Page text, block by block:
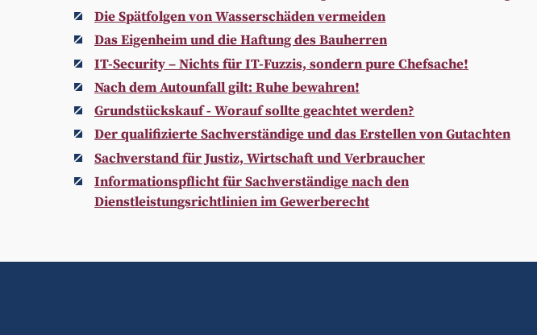
Die Spätfolgen von Wasserschäden vermeiden
Das Eigenheim und die Haftung des Bauherren
IT-Security – Nichts für IT-Fuzzis, sondern pure Chefsache!
Nach dem Autounfall gilt: Ruhe bewahren!
Grundstückskauf - Worauf sollte geachtet werden?
Der qualifizierte Sachverständige und das Erstellen von Gutachten
Sachverstand für Justiz, Wirtschaft und Verbraucher
Informationspflicht für Sachverständige nach den
Dienstleistungsrichtlinien im Gewerberecht